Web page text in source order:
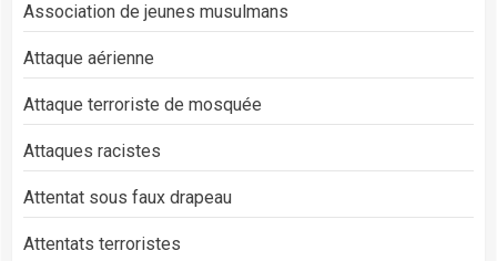
Association de jeunes musulmans
Attaque aérienne
Attaque terroriste de mosquée
Attaques racistes
Attentat sous faux drapeau
Attentats terroristes